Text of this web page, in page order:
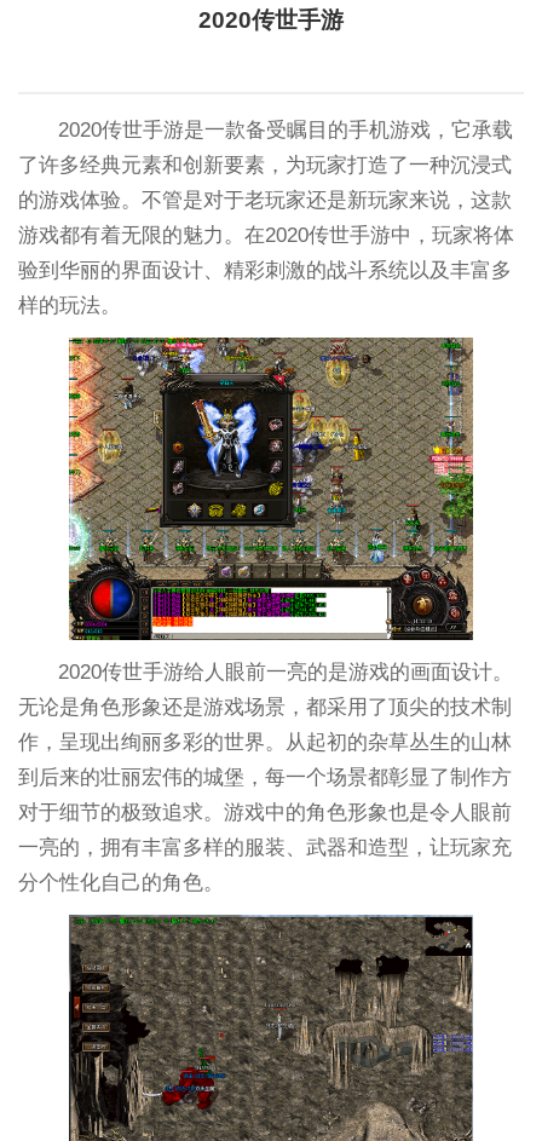
2020传世手游
2020传世手游是一款备受瞩目的手机游戏，它承载
了许多经典元素和创新要素，为玩家打造了一种沉浸式
的游戏体验。不管是对于老玩家还是新玩家来说，这款
游戏都有着无限的魅力。在2020传世手游中，玩家将体
验到华丽的界面设计、精彩刺激的战斗系统以及丰富多
样的玩法。
2020传世手游给人眼前一亮的是游戏的画面设计。
无论是角色形象还是游戏场景，都采用了顶尖的技术制
作，呈现出绚丽多彩的世界。从起初的杂草丛生的山林
到后来的壮丽宏伟的城堡，每一个场景都彰显了制作方
对于细节的极致追求。游戏中的角色形象也是令人眼前
一亮的，拥有丰富多样的服装、武器和造型，让玩家充
分个性化自己的角色。